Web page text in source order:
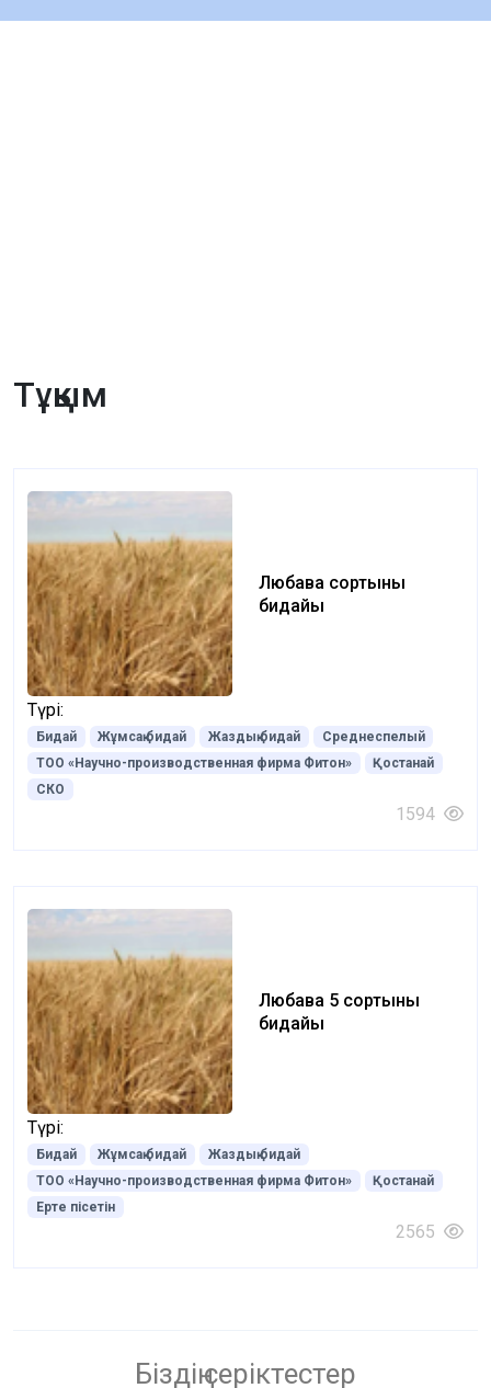
Тұқым
Любава сортының
бидайы
Түрі:
Бидай Жұмсақ бидай Жаздық бидай
Среднеспелый
ТОО «Научно-производственная фирма Фитон»
Қостанай
СКО
1594
Любава 5 сортының
бидайы
Түрі:
Бидай Жұмсақ бидай
Жаздық бидай
ТОО «Научно-производственная фирма Фитон»
Қостанай
Ерте пісетін
2565
Біздің серіктестер